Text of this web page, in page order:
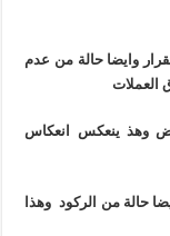
وايضا حالة من عدم
العملات
وهذ ينعكس انعكاس
حالة من الركود وهذا